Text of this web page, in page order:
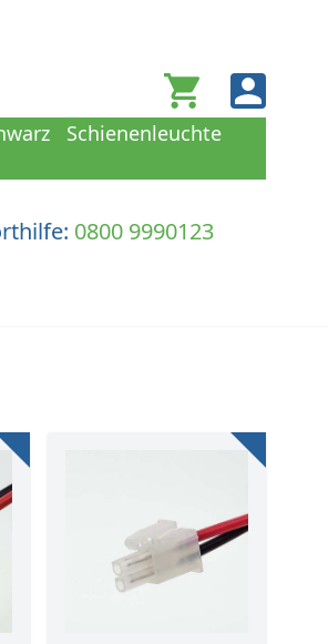
Warenkorb
0800 9990123
Schienenleuchte